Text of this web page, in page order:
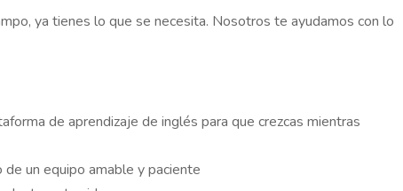
ya tienes lo que se necesita. Nosotros te ayudamos con lo
de aprendizaje de inglés para que crezcas mientras
un equipo amable y paciente